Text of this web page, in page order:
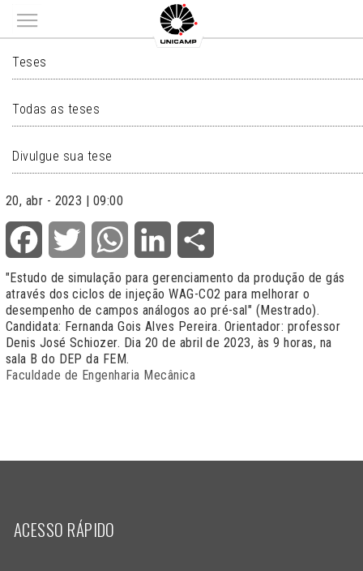
Main menu
TESES
Teses
Todas as teses
Divulgue sua tese
20, abr - 2023 | 09:00
Facebook Twitter WhatsApp LinkedIn
"Estudo de simulação para gerenciamento da produção de gás
através dos ciclos de injeção WAG-CO2 para melhorar o
desempenho de campos análogos ao pré-sal" (Mestrado).
Candidata: Fernanda Gois Alves Pereira. Orientador: professor
Denis José Schiozer. Dia 20 de abril de 2023, às 9 horas, na
sala B do DEP da FEM.
Faculdade de Engenharia Mecânica
ACESSO RÁPIDO